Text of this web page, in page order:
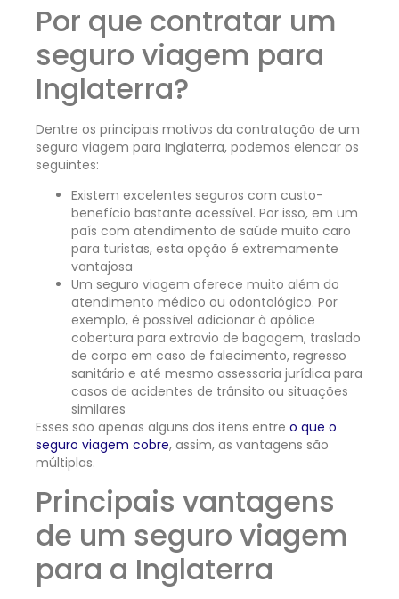
Por que contratar um
seguro viagem para
Inglaterra?
Dentre os principais motivos da contratação de um
seguro viagem para Inglaterra, podemos elencar os
seguintes:
Existem excelentes seguros com custo-
benefício bastante acessível. Por isso, em um
país com atendimento de saúde muito caro
para turistas, esta opção é extremamente
vantajosa
Um seguro viagem oferece muito além do
atendimento médico ou odontológico. Por
exemplo, é possível adicionar à apólice
cobertura para extravio de bagagem, traslado
de corpo em caso de falecimento, regresso
sanitário e até mesmo assessoria jurídica para
casos de acidentes de trânsito ou situações
similares
Esses são apenas alguns dos itens entre o que o
seguro viagem cobre, assim, as vantagens são
múltiplas.
Principais vantagens
de um seguro viagem
para a Inglaterra